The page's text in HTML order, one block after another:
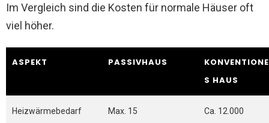
Im Vergleich sind die Kosten für normale Häuser oft
viel höher.
ASPEKT PASSIVHAUS
S HAUS
Heizwärmebedarf
Max. 15 Ca. 12.000